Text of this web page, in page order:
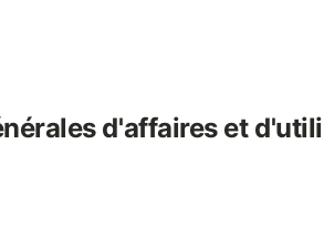
d'affaires et